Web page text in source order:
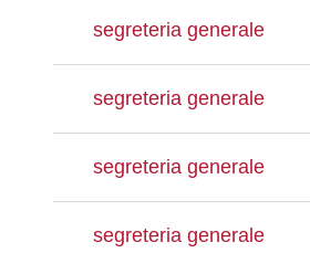
segreteria generale
segreteria generale
segreteria generale
segreteria generale